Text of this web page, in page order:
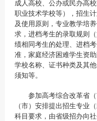
成人高校、公办或民办高
职业技术学校等），招生
及使用原则，专业教学培
求，进档考生的录取规则
绩相同考生的处理、进档
准，家庭经济困难学生资
学校名称、证书种类及其
须知等。
参加高考综合改革省（
（市）安排提出招生专业
科目要求，由省级招办向社